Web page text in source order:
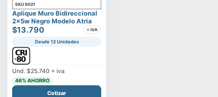
SKU 9021
Aplique Muro Bidireccional
2x5w Negro Modelo Atria
$13.790 + IVA
Desde 12 Unidades
Und. $25.740 + iva
46% AHORRO
Cotizar